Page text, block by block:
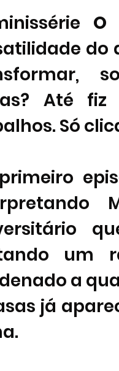
O
do
Até
Só
um
a
já